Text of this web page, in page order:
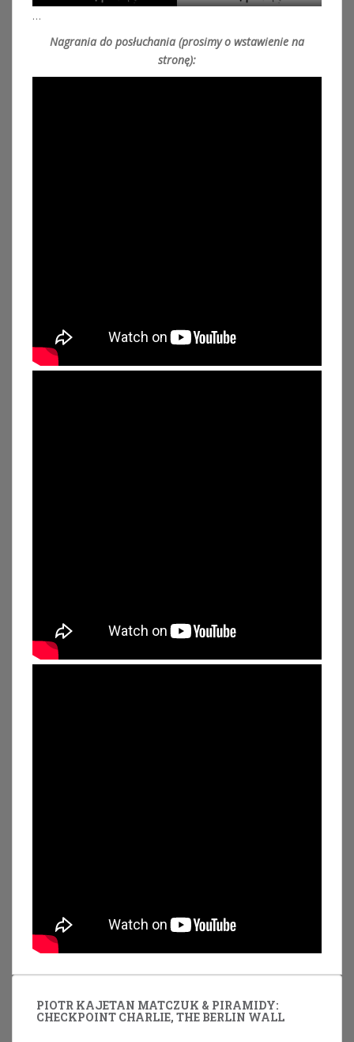
…
Nagrania do posłuchania (prosimy o wstawienie na
stronę):
PIOTR KAJETAN MATCZUK & PIRAMIDY:
CHECKPOINT CHARLIE, THE BERLIN WALL